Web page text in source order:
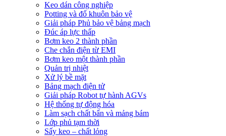
Keo dán công nghiệp
Potting và đổ khuôn bảo vệ
Giải pháp Phủ bảo vệ bảng mạch
Đúc áp lực thấp
Bơm keo 2 thành phần
Che chắn điện từ EMI
Bơm keo một thành phần
Quản trị nhiệt
Xử lý bề mặt
Bảng mạch điện tử
Giải pháp Robot tự hành AGVs
Hệ thống tự động hóa
Làm sạch chất bẩn và mảng bám
Lớp phủ tạm thời
Sấy keo – chất lỏng